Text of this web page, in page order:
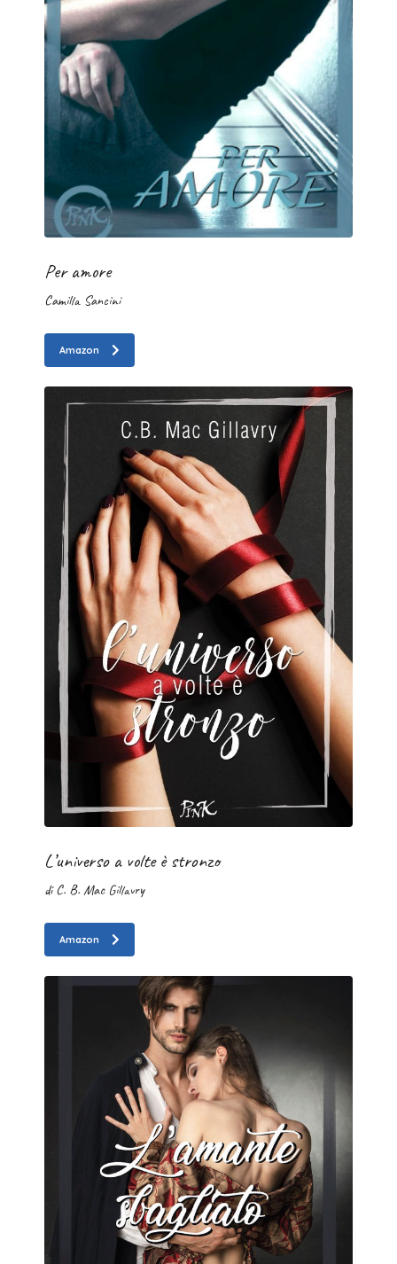
Per amore
Camilla Sancini
Amazon
L’universo a volte è stronzo
di C. B. Mac Gillavry
Amazon